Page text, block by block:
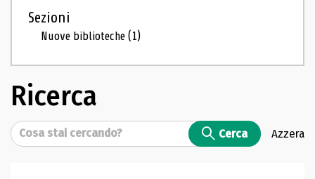
Sezioni
Nuove biblioteche(1)
Ricerca
Cerca Cerca Azzera